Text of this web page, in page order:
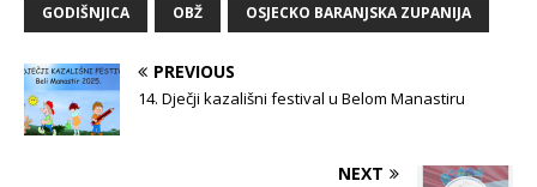
GODIŠNJICA OBŽ OSJECKO BARANJSKA ZUPANIJA
PREVIOUS
14. Dječji kazališni festival u Belom Manastiru
NEXT